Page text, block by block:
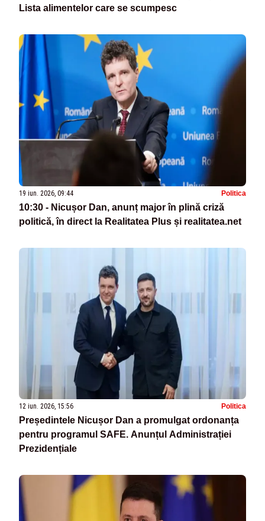
Lista alimentelor care se scumpesc
19 iun. 2026, 09:44 Politica
10:30 - Nicușor Dan, anunț major în plină criză
politică, în direct la Realitatea Plus și realitatea.net
12 iun. 2026, 15:56 Politica
Președintele Nicușor Dan a promulgat ordonanța
pentru programul SAFE. Anunțul Administrației
Prezidențiale